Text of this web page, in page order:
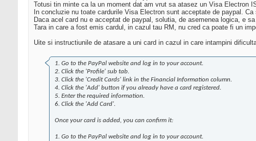
Totusi tin minte ca la un moment dat am vrut sa atasez un Visa Electron
In concluzie nu toate cardurile Visa Electron sunt acceptate de paypal.
Daca acel card nu e acceptat de paypal, solutia, de asemenea logica, e
Tara in care a fost emis cardul, in cazul tau RM, nu cred ca poate fi un
Uite si instructiunile de atasare a uni card in cazul in care intampini
1. Go to the PayPal website and log in to your account.
2. Click the 'Profile' sub tab.
3. Click the 'Credit Cards' link in the Financial Information column.
4. Click the 'Add' button if you already have a card registered.
5. Enter the required information.
6. Click the 'Add Card'.
Once your card is added, you can confirm it:
1. Go to the PayPal website and log in to your account.